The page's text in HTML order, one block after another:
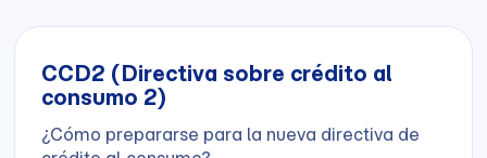
CCD2 (Directiva sobre crédito al
consumo 2)
¿Cómo prepararse para la nueva directiva de